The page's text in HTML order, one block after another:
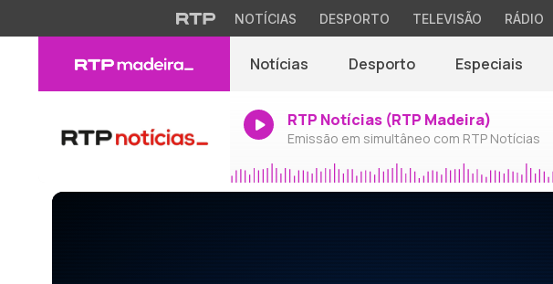
NOTÍCIAS DESPORTO TELEVISÃO RÁDIO
Notícias Desporto Especiais
RTP Notícias (RTP Madeira)
Emissão em simultâneo com RTP Notícias